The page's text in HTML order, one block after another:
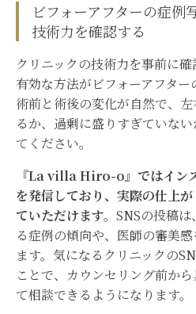
ビフォーアフターの症例
技術力を確認する
クリニックの技術力を事前に
有効な方法がビフォーアフター
術前と術後の変化が自然で、
るか、過剰に盛りすぎていな
てください。
『La villa Hiro-o』ではイン
を発信しており、実際の仕上
ていただけます。 SNSの投稿
る症例の傾向や、医師の審美
ます。気になるクリニックの
ことで、カウンセリング前か
て相談できるようになります。